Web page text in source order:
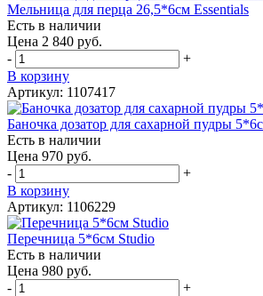
Мельница для перца 26,5*6см Essentials
Есть в наличии
Цена 2 840 руб.
-
+
В корзину
Артикул: 1107417
Баночка дозатор для сахарной пудры
Есть в наличии
Цена 970 руб.
-
+
В корзину
Артикул: 1106229
Перечница 5*6см Studio
Есть в наличии
Цена 980 руб.
-
+